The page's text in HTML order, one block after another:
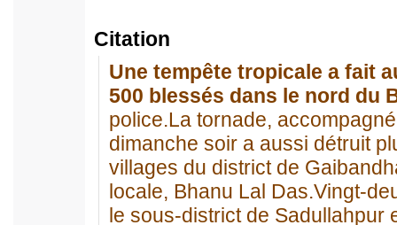
Citation
Une tempête tropicale a fait
500 blessés dans le nord du
police.La tornade,
dimanche soir a aussi détruit
villages du district de
locale, Bhanu Lal Das.Vingt-
le sous-district de Sadullahpur